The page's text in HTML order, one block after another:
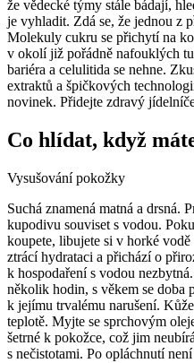
že vědecké týmy stále bádají,
je vyhladit. Zdá se, že jednou z
Molekuly cukru se přichytí na
v okolí již pořádně nafouklých
bariéra a celulitida se nehne.
extraktů a špičkových
novinek. Přidejte zdravý
Co hlídat, když
Vysušování pokožky
Suchá znamená matná a drsná.
kupodivu souviset s vodou.
koupete, libujete si v horké
ztrácí hydrataci a přichází o
k hospodaření s vodou
několik hodin, s věkem se doba
k jejímu trvalému narušení.
teplotě. Myjte se sprchovým
šetrné k pokožce, což jim
s nečistotami. Po opláchnutí